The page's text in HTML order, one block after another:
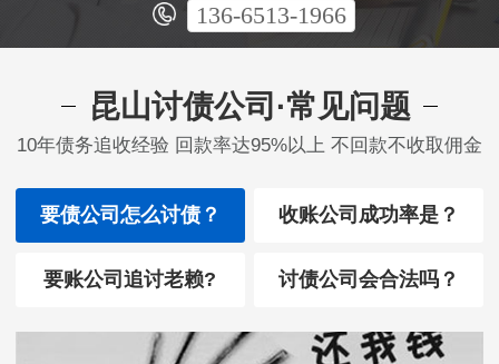
136-6513-1966
昆山讨债公司·常见问题
10年债务追收经验 回款率达95%以上 不回款不收取佣金
要债公司怎么讨债？ 收账公司成功率是？
要账公司追讨老赖? 讨债公司会合法吗？